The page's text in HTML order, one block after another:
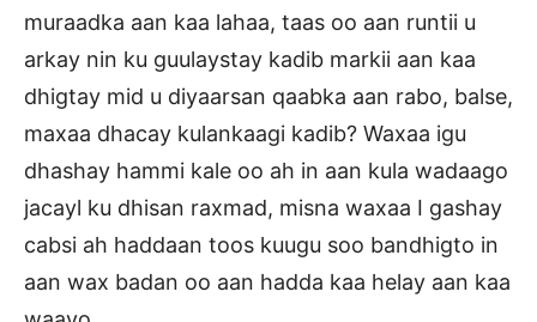
muraadka aan kaa lahaa, taas oo aan runtii u
arkay nin ku guulaystay kadib markii aan kaa
dhigtay mid u diyaarsan qaabka aan rabo, balse,
maxaa dhacay kulankaagi kadib? Waxaa igu
dhashay hammi kale oo ah in aan kula wadaago
jacayl ku dhisan raxmad, misna waxaa I gashay
cabsi ah haddaan toos kuugu soo bandhigto in
aan wax badan oo aan hadda kaa helay aan kaa